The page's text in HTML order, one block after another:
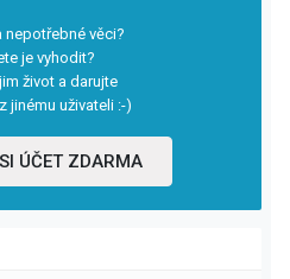
nepotřebné věci?
je vyhodit?
život a darujte
jinému uživateli :-)
ÚČET ZDARMA